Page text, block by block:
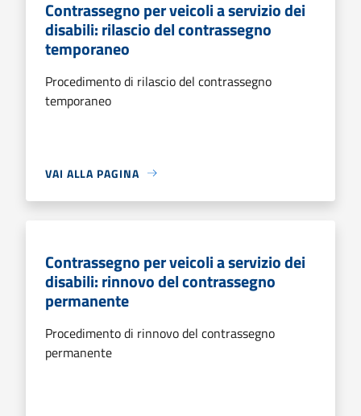
Contrassegno per veicoli a servizio dei
disabili: rilascio del contrassegno
temporaneo
Procedimento di rilascio del contrassegno
temporaneo
VAI ALLA PAGINA
Contrassegno per veicoli a servizio dei
disabili: rinnovo del contrassegno
permanente
Procedimento di rinnovo del contrassegno
permanente